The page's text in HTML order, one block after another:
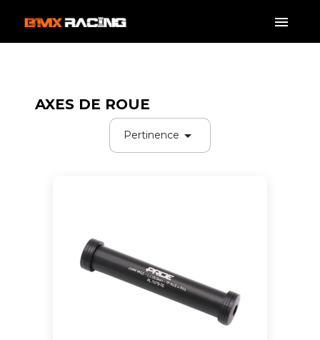
AXES DE ROUE
Pertinence 